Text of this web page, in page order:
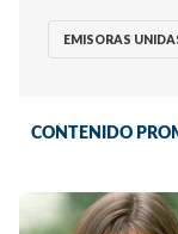
EMISORAS